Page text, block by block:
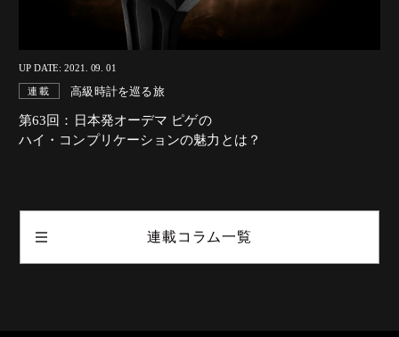
UP DATE: 2021. 09. 01
連載 高級時計を巡る旅
第63回：日本発オーデマ ピゲの
ハイ・コンプリケーションの魅力とは？
連載コラム一覧